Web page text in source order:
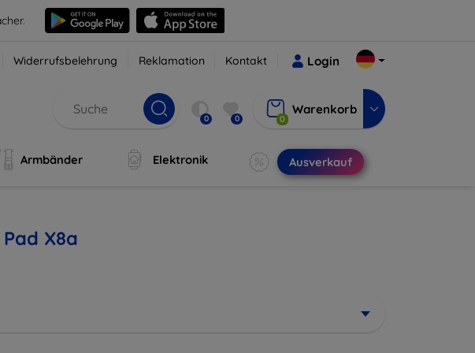
Widerrufsbelehrung Reklamation Kontakt Login
0 0 0
Warenkorb
Armbänder Elektronik Ausverkauf
X8a